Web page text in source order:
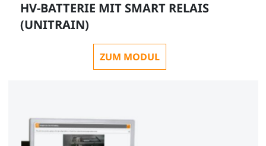
HV-BATTERIE MIT SMART RELAIS
(UNITRAIN)
ZUM MODUL